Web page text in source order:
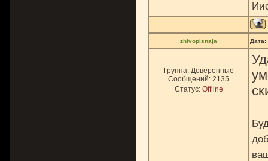
zhivopisnaja
Группа: Доверенные
Сообщений: 2135
Статус: Offline